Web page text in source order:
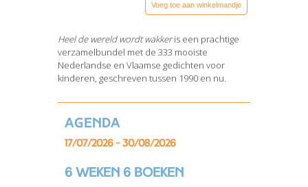
Voeg toe aan winkelmandje
Heel de wereld wordt wakkeris een prachtige
verzamelbundel met de 333 mooiste
Nederlandse en Vlaamse gedichten voor
kinderen, geschreven tussen 1990 en nu.
Bekijk het boek
Agenda
17/07/2026 - 30/08/2026
6 weken 6 boeken